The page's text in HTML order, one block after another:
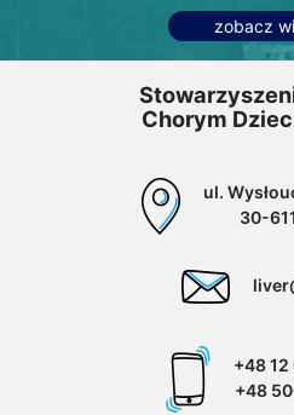
zobacz
Chorym
ul.
30-
+48
+48